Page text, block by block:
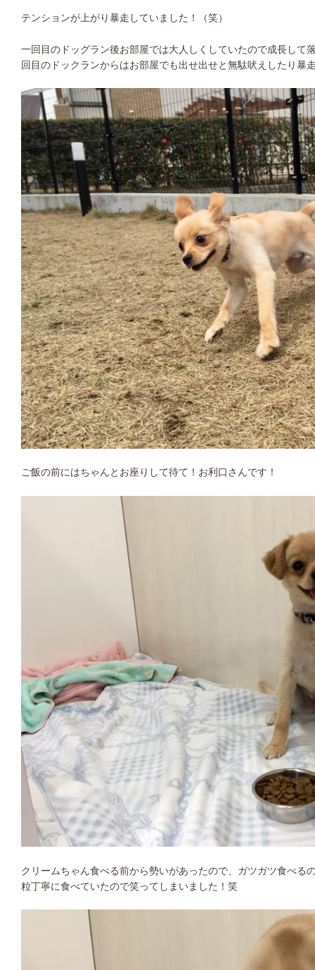
テンションが上がり暴走していました！（笑）
一回目のドッグラン後お部屋では大人しくしていたので成長して
回目のドックランからはお部屋でも出せ出せと無駄吠えしたり暴
ご飯の前にはちゃんとお座りして待て！お利口さんです！
クリームちゃん食べる前から勢いがあったので、ガツガツ食べる
粒丁寧に食べていたので笑ってしまいました！笑